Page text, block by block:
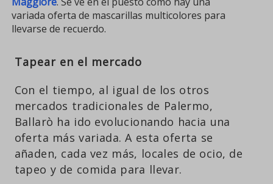
variada oferta de mascarillas multicolores para
llevarse de recuerdo.
Tapear en el mercado
Con el tiempo, al igual de los otros
mercados tradicionales de Palermo,
Ballarò ha ido evolucionando hacia una
oferta más variada. A esta oferta se
añaden, cada vez más, locales de ocio, de
tapeo y de comida para llevar.